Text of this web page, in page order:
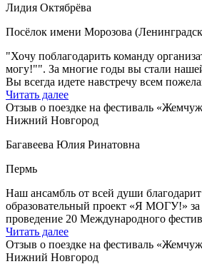
Лидия Октябрёва
Посёлок имени Морозова
"Хочу поблагодарить команду
могу!"". За многие годы вы стали
Вы всегда идете навстречу всем
Читать далее
Отзыв о поездке на фестиваль
Нижний Новгород
Багавеева Юлия Ринатовна
Пермь
Наш ансамбль от всей души благодарит
образовательный проект «Я МОГУ!»
проведение 20 Международного
Читать далее
Отзыв о поездке на фестиваль
Нижний Новгород